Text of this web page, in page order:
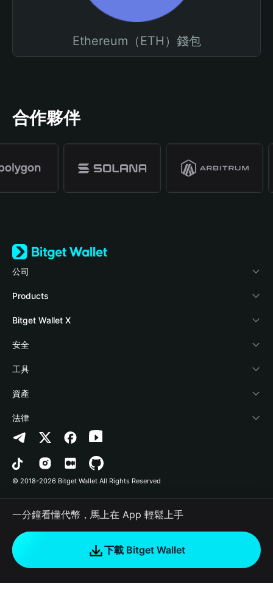
Ethereum（ETH）錢包
合作夥伴
公司
關於 Bitget Wallet
部落格
學院
加密資訊
幫助中心
‌聯繫我們
品牌資源
工作機會
Products
Crypto Card
Stablecoin Earn
Payfi Crypto
Crypto Swap API
Altcoin Season Index
Prediction Markets
DApp
RWA
如何購買加密貨幣
Bitget Wallet X
開發者文件
連接錢包
Bitget Wallet Pay
合作上架
安全
風險保障基金
安全防護技術
工具
快捷買幣
授權檢測
合約檢測
批次轉帳
資產
Arbitrum
Avalanche
Bitcoin
Polygon
法律
隱私協議
用戶使用協議
© 2018-2026 Bitget Wallet All Rights Reserved
一分鐘看懂代幣，馬上在 App 輕鬆上手
下載 Bitget Wallet